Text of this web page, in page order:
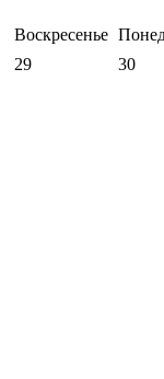
Воскресенье
29
30